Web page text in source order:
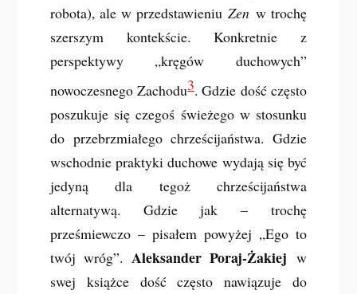
robota), ale w przedstawieniu Zenw trochę
szerszym kontekście. Konkretnie z
perspektywy „kręgów duchowych”
nowoczesnego Zachodu3. Gdzie dość często
poszukuje się czegoś świeżego w stosunku
do przebrzmiałego chrześcijaństwa. Gdzie
wschodnie praktyki duchowe wydają się być
jedyną dla tegoż chrześcijaństwa
alternatywą. Gdzie jak – trochę
prześmiewczo – pisałem powyżej „Ego to
twój wróg”. Aleksander Poraj-Żakiejw
swej książce dość często nawiązuje do